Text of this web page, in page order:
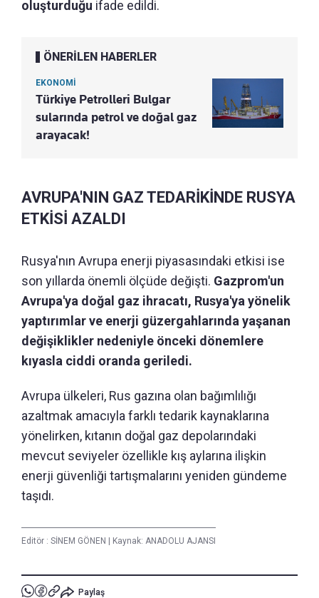
oluşturduğu ifade edildi.
ÖNERİLEN HABERLER
EKONOMİ
Türkiye Petrolleri Bulgar
sularında petrol ve doğal gaz
arayacak!
AVRUPA'NIN GAZ TEDARİKİNDE RUSYA
ETKİSİ AZALDI
Rusya'nın Avrupa enerji piyasasındaki etkisi ise
son yıllarda önemli ölçüde değişti. Gazprom'un
Avrupa'ya doğal gaz ihracatı, Rusya'ya yönelik
yaptırımlar ve enerji güzergahlarında yaşanan
değişiklikler nedeniyle önceki dönemlere
kıyasla ciddi oranda geriledi.
Avrupa ülkeleri, Rus gazına olan bağımlılığı
azaltmak amacıyla farklı tedarik kaynaklarına
yönelirken, kıtanın doğal gaz depolarındaki
mevcut seviyeler özellikle kış aylarına ilişkin
enerji güvenliği tartışmalarını yeniden gündeme
taşıdı.
Editör : SİNEM GÖNEN Kaynak: ANADOLU AJANSI
Paylaş